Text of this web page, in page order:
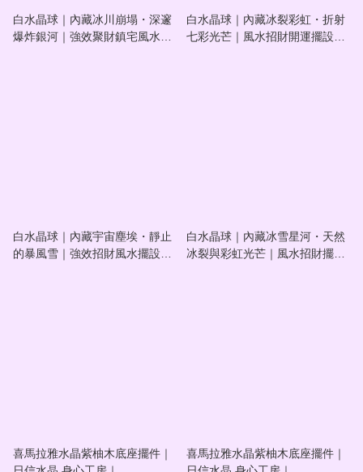
白水晶球｜內藏冰川崩塌・深邃
爆炸銀河｜強效聚財鎮宅風水擺
白水晶球｜內藏冰裂彩虹・折射
七彩光芒｜風水招財開運擺設｜
白水晶球｜內藏宇宙塵埃・靜止
的暴風雪｜強效招財風水擺設｜
白水晶球｜內藏冰雪星河・天然
冰裂與彩虹光芒｜風水招財擺設
喜馬拉雅水晶紫柚木底座擺件｜
喜馬拉雅水晶紫柚木底座擺件｜